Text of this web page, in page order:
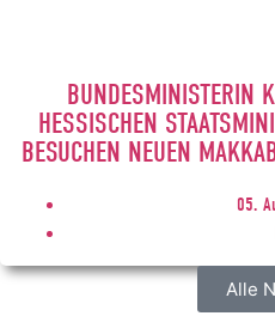
BUNDESMINISTERIN
HESSISCHEN
BESUCHEN NEUEN
05.
Alle